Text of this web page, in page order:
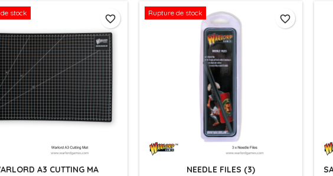
stock
A3 CUTTING MA
favorite_border
Rupture de stock
NEEDLE FILES (3)
favorite_border